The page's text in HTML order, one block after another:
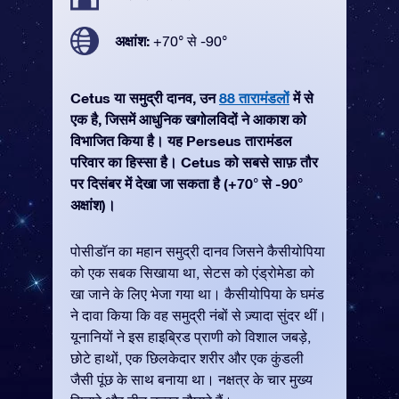
अक्षांश: +70° से -90°
Cetus या समुद्री दानव, उन88 तारामंडलोंमें से
एक है, जिसमें आधुनिक खगोलविदों ने आकाश को
विभाजित किया है। यह Perseus तारामंडल
परिवार का हिस्सा है। Cetus को सबसे साफ़ तौर
पर दिसंबर में देखा जा सकता है (+70° से -90°
अक्षांश)।
पोसीडॉन का महान समुद्री दानव जिसने कैसीयोपिया
को एक सबक सिखाया था, सेटस को एंड्रोमेडा को
खा जाने के लिए भेजा गया था। कैसीयोपिया के घमंड
ने दावा किया कि वह समुद्री नंबों से ज़्यादा सुंदर थीं।
यूनानियों ने इस हाइब्रिड प्राणी को विशाल जबड़े,
छोटे हाथों, एक छिलकेदार शरीर और एक कुंडली
जैसी पूंछ के साथ बनाया था। नक्षत्र के चार मुख्य